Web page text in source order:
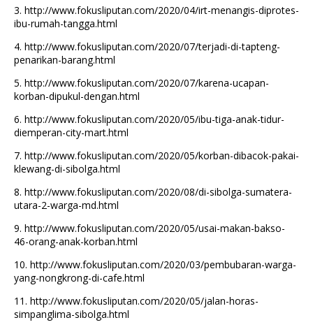
3. http://www.fokusliputan.com/2020/04/irt-menangis-diprotes-
ibu-rumah-tangga.html
4. http://www.fokusliputan.com/2020/07/terjadi-di-tapteng-
penarikan-barang.html
5. http://www.fokusliputan.com/2020/07/karena-ucapan-
korban-dipukul-dengan.html
6. http://www.fokusliputan.com/2020/05/ibu-tiga-anak-tidur-
diemperan-city-mart.html
7. http://www.fokusliputan.com/2020/05/korban-dibacok-pakai-
klewang-di-sibolga.html
8. http://www.fokusliputan.com/2020/08/di-sibolga-sumatera-
utara-2-warga-md.html
9. http://www.fokusliputan.com/2020/05/usai-makan-bakso-
46-orang-anak-korban.html
10. http://www.fokusliputan.com/2020/03/pembubaran-warga-
yang-nongkrong-di-cafe.html
11. http://www.fokusliputan.com/2020/05/jalan-horas-
simpanglima-sibolga.html